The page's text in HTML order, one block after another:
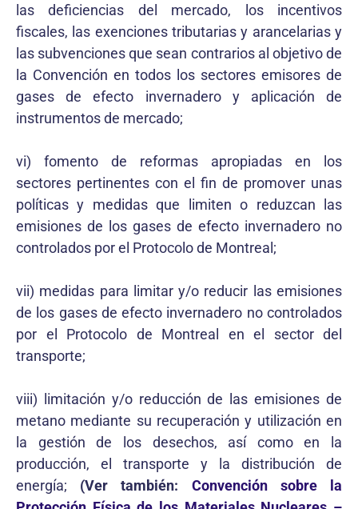
las deficiencias del mercado, los incentivos
fiscales, las exenciones tributarias y arancelarias y
las subvenciones que sean contrarios al objetivo de
la Convención en todos los sectores emisores de
gases de efecto invernadero y aplicación de
instrumentos de mercado;
vi) fomento de reformas apropiadas en los
sectores pertinentes con el fin de promover unas
políticas y medidas que limiten o reduzcan las
emisiones de los gases de efecto invernadero no
controlados por el Protocolo de Montreal;
vii) medidas para limitar y/o reducir las emisiones
de los gases de efecto invernadero no controlados
por el Protocolo de Montreal en el sector del
transporte;
viii) limitación y/o reducción de las emisiones de
metano mediante su recuperación y utilización en
la gestión de los desechos, así como en la
producción, el transporte y la distribución de
energía; (Ver también: Convención sobre la